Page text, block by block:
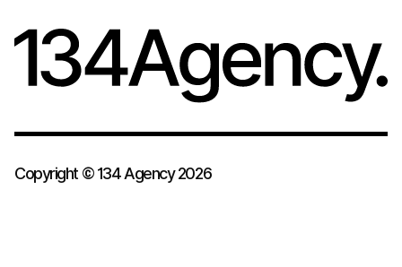
Copyright © 134 Agency 2026